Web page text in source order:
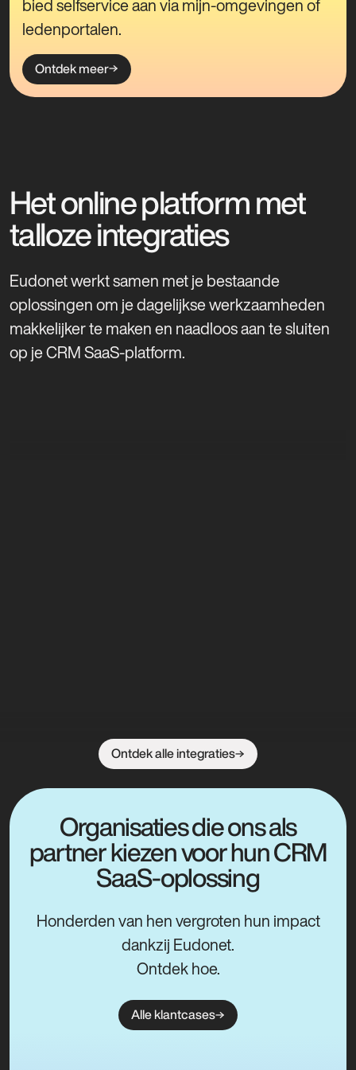
bied selfservice aan via mijn-omgevingen of
ledenportalen.
Ontdek meer
logistiek.
CRM SaaS-platform. Volledig afgestemd op
de noden van opleidings- en vormingscentra
voor een soepele en efficiënte leerervaring.
je de culturele impact van je organisatie.
Het online platform met
talloze integraties
Eudonet werkt samen met je bestaande
oplossingen om je dagelijkse werkzaamheden
makkelijker te maken en naadloos aan te sluiten
op je CRM SaaS-platform.
Ontdek alle integraties
Organisaties die ons als
partner kiezen voor hun CRM
SaaS-oplossing
Honderden van hen vergroten hun impact
dankzij Eudonet.
Ontdek hoe.
Alle klantcases